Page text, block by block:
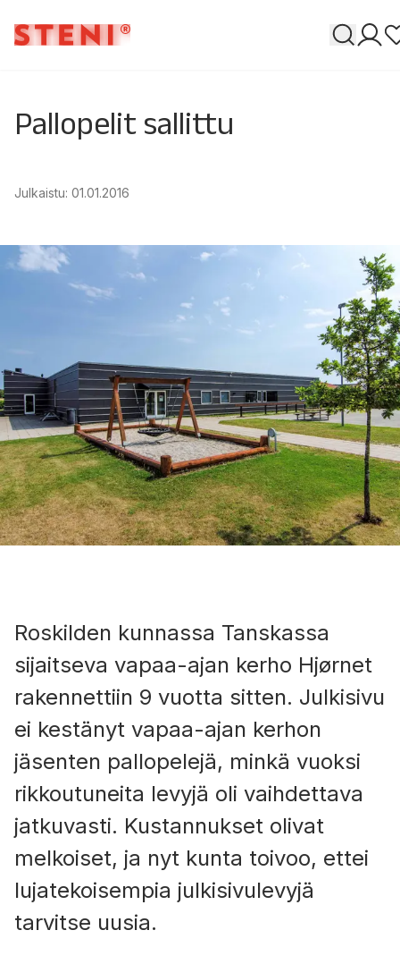
Haku
Pallopelit sallittu
Julkaistu: 01.01.2016
Roskilden kunnassa Tanskassa
sijaitseva vapaa-ajan kerho Hjørnet
rakennettiin 9 vuotta sitten. Julkisivu
ei kestänyt vapaa-ajan kerhon
jäsenten pallopelejä, minkä vuoksi
rikkoutuneita levyjä oli vaihdettava
jatkuvasti. Kustannukset olivat
melkoiset, ja nyt kunta toivoo, ettei
lujatekoisempia julkisivulevyjä
tarvitse uusia.